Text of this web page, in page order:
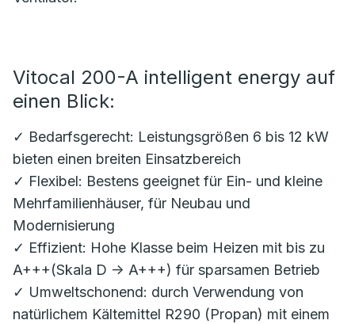
Vitocal 200-A intelligent energy auf
einen Blick:
✓ Bedarfsgerecht: Leistungsgrößen 6 bis 12 kW
bieten einen breiten Einsatzbereich
✓ Flexibel: Bestens geeignet für Ein- und kleine
Mehrfamilienhäuser, für Neubau und
Modernisierung
✓ Effizient: Hohe Klasse beim Heizen mit bis zu
A+++(Skala D -> A+++) für sparsamen Betrieb
✓ Umweltschonend: durch Verwendung von
natürlichem Kältemittel R290 (Propan) mit einem